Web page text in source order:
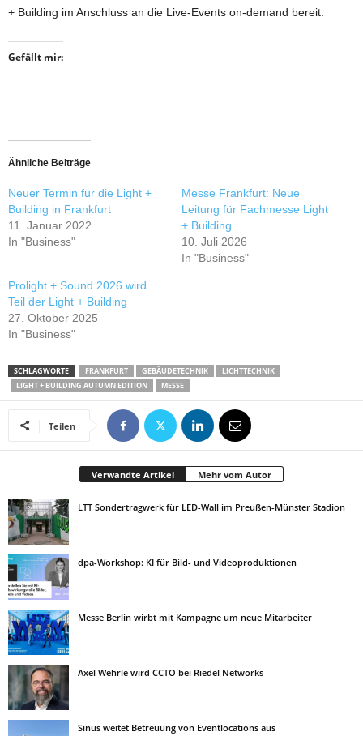
+ Building im Anschluss an die Live-Events on-demand bereit.
Gefällt mir:
Ähnliche Beiträge
Neuer Termin für die Light +
Building in Frankfurt
11. Januar 2022
In "Business"
Messe Frankfurt: Neue
Leitung für Fachmesse Light
+ Building
10. Juli 2026
In "Business"
Prolight + Sound 2026 wird
Teil der Light + Building
27. Oktober 2025
In "Business"
SCHLAGWORTE FRANKFURT GEBÄUDETECHNIK
LICHTTECHNIK
LIGHT + BUILDING AUTUMN EDITION
MESSE
Teilen
Verwandte Artikel Mehr vom Autor
LTT Sondertragwerk für LED-Wall im Preußen-Münster Stadion
dpa-Workshop: KI für Bild- und Videoproduktionen
Messe Berlin wirbt mit Kampagne um neue Mitarbeiter
Axel Wehrle wird CCTO bei Riedel Networks
Sinus weitet Betreuung von Eventlocations aus